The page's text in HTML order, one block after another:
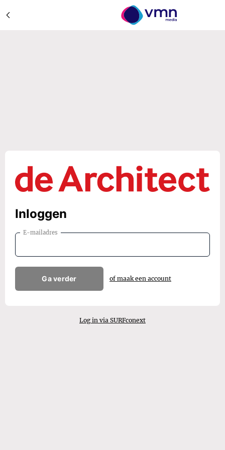
Inloggen
E-mailadres
Ga verder of maak een account
Log in via SURFconext